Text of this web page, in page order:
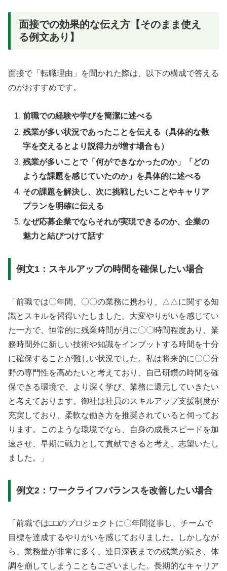
面接での効果的な伝え方【そのまま使え
る例文あり】
面接で「転職理由」を聞かれた際は、以下の構成で答える
のがおすすめです。
前職での経験や学びを簡潔に述べる
残業が多い状況であったことを伝える（具体的な数
字を交えるとより説得力が増す場合も）
残業が多いことで「何ができなかったのか」「どの
ような課題を感じていたのか」を具体的に述べる
その課題を解決し、次に挑戦したいことやキャリア
プランを明確に伝える
なぜ応募企業でならそれが実現できるのか、企業の
魅力と結びつけて話す
例文1：スキルアップの時間を確保したい場合
「前職では〇年間、〇〇の業務に携わり、△△に関する知
識とスキルを習得いたしました。大変やりがいを感じてい
た一方で、恒常的に残業時間が月に〇〇時間程度あり、業
務時間外に新しい技術や知識をインプットする時間を十分
に確保することが難しい状況でした。私は将来的に〇〇分
野の専門性を高めたいと考えており、自己研鑽の時間を確
保できる環境で、より深く学び、業務に還元していきたい
と考えております。御社は社員のスキルアップ支援制度が
充実しており、柔軟な働き方を推奨されていると伺ってお
ります。このような環境でなら、自身の成長スピードを加
速させ、早期に戦力として貢献できると考え、志望いたし
ました。」
例文2：ワークライフバランスを改善したい場合
「前職では□□のプロジェクトに〇年間従事し、チームで
目標を達成するやりがいを感じておりました。しかしなが
ら、業務量が非常に多く、連日深夜までの残業が続き、体
調を崩してしまうこともございました。長期的なキャリア